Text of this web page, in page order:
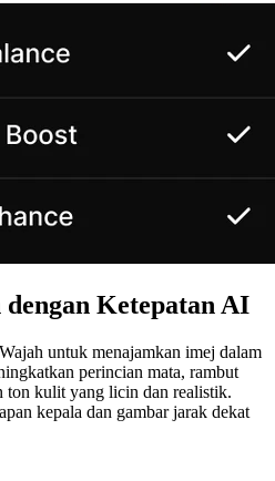
Ketepatan AI
untuk menajamkan imej dalam
perincian mata, rambut
ton kulit yang licin dan realistik.
kepala dan gambar jarak dekat